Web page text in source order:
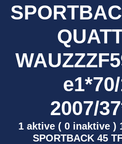
2007/
1 aktive ( 0 inaktive )
SPORTBACK 45